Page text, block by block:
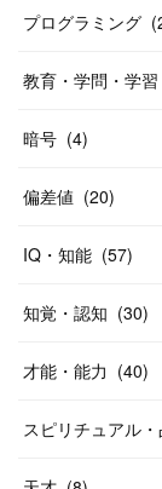
プログラミング (
教育・学問・学習
暗号 (4)
偏差値 (20)
IQ・知能 (57)
知覚・認知 (30)
才能・能力 (40)
スピリチュアル